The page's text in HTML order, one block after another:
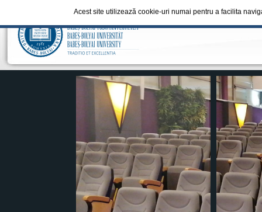
Acest site utilizează cookie-uri numai pentru a facilita